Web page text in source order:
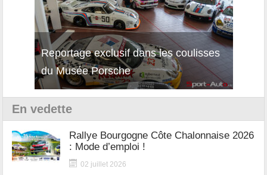
Découverte de la nouvelle Ferrari
12Cilindri Manuale
En vedette
Rallye Bourgogne Côte Chalonnaise 2026
: Mode d’emploi !
02 juillet 2026